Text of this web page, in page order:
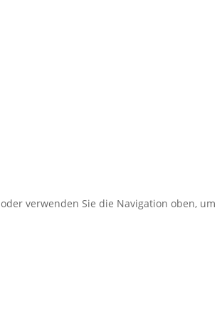
verwenden Sie die Navigation oben, um